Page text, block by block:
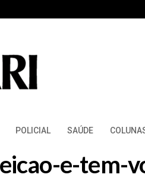
POLICIAL SAÚDE
e-tem-